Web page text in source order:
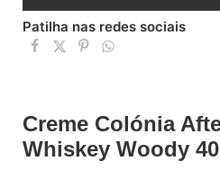
Patilha nas redes sociais
Creme Colónia
Whiskey Woody